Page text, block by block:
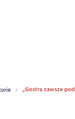
„Siostra zawsze